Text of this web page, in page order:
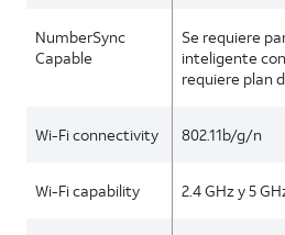
NumberSync
Capable
Se requiere
inteligente
requiere plan
Wi-Fi connectivity 802.11b/g/n
Wi-Fi capability 2.4 GHz y 5